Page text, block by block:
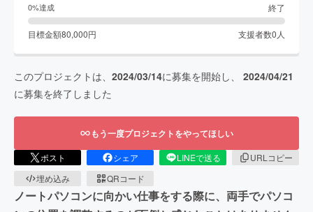
0%達成 終了
目標金額80,000円 支援者数0 人
このプロジェクトは、 2024/03/14に募集を開始し、 2024/04/21
に募集を終了しました
もう一度プロジェクトをやってほしい
ポスト シェア LINEで送る
URLコピー
埋め込み
QRコード
ノートパソコンに向かい仕事をする際に、両手でパソコ